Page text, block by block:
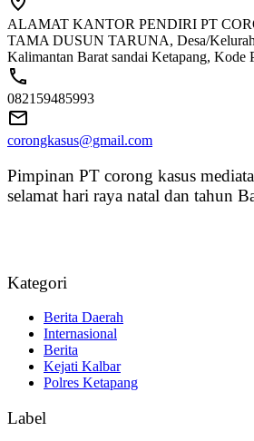
ALAMAT KANTOR PENDIRI PT
TAMA DUSUN TARUNA, Desa/
Kalimantan Barat sandai Ketapang, Kode
082159485993
corongkasus@gmail.com
Pimpinan PT corong kasus
selamat hari raya natal dan tahun
Kategori
Berita Daerah
Internasional
Berita
Kejati Kalbar
Polres Ketapang
Label